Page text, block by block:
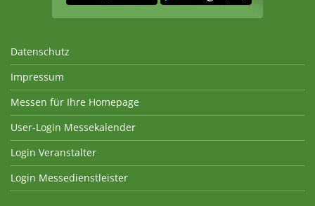
Datenschutz
Impressum
Messen für Ihre Homepage
User-Login Messekalender
Login Veranstalter
Login Messedienstleister